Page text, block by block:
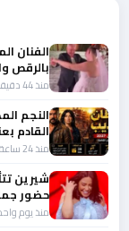
الفنان
بالرقص
منذ 44 دقيقة
النجم
القادم
منذ 24 ساعة
شيرين
حضور
منذ يوم